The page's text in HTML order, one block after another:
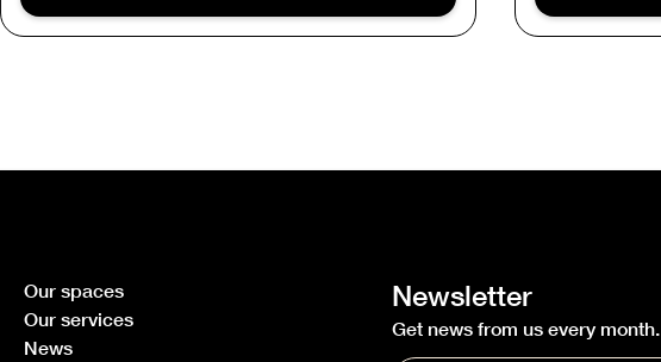
Our spaces
Our services
News
Newsletter
Get news from us every month.